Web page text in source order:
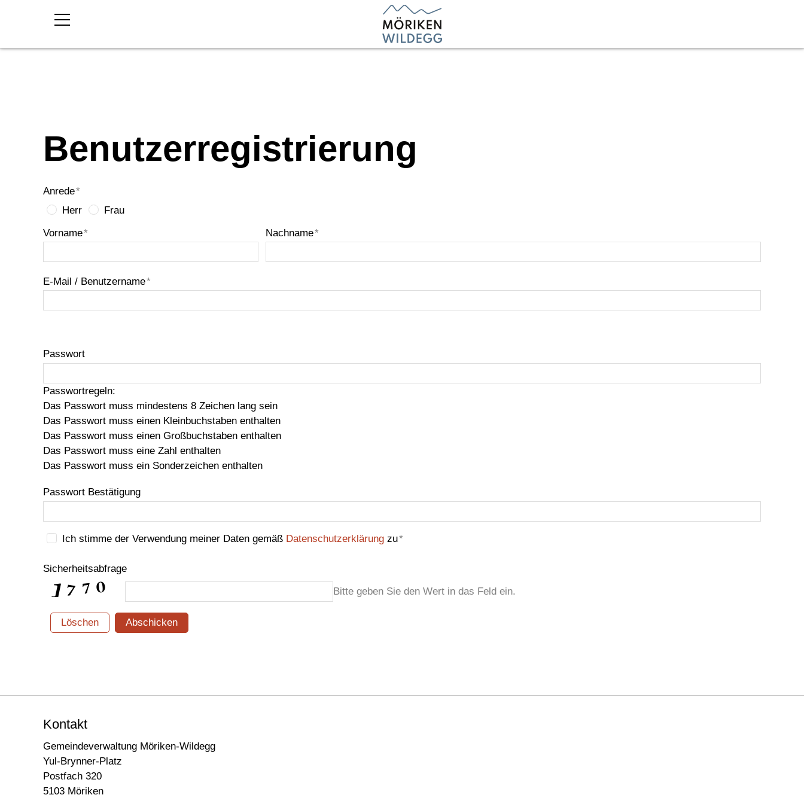
Belegungsplan
Benutzerregistrierung
Anrede*
Herr
Frau
Vorname* Nachname*
E-Mail / Benutzername*
Passwort
Passwortregeln:
Das Passwort muss mindestens 8 Zeichen lang sein
Das Passwort muss einen Kleinbuchstaben enthalten
Das Passwort muss einen Großbuchstaben enthalten
Das Passwort muss eine Zahl enthalten
Das Passwort muss ein Sonderzeichen enthalten
Passwort Bestätigung
Ich stimme der Verwendung meiner Daten gemäß Datenschutzerklärung zu*
Sicherheitsabfrage
Bitte geben Sie den Wert in das Feld ein.
Löschen Abschicken
Kontakt
Gemeindeverwaltung Möriken-Wildegg
Yul-Brynner-Platz
Postfach 320
5103 Möriken